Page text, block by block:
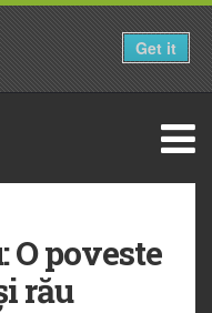
O poveste
rău
Get it